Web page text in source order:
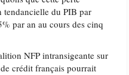
tendancielle du PIB par
par an au cours des cinq
NFP intransigeante sur
crédit français pourrait